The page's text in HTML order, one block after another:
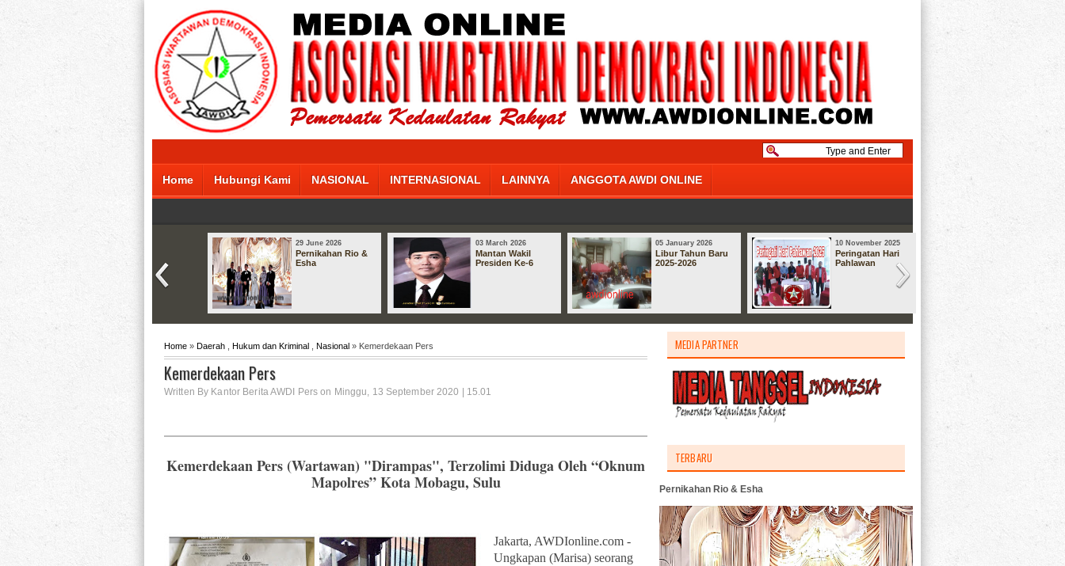
Home Hubungi Kami NASIONAL INTERNASIONAL LAINNYA ANGGOTA AWDI ONLINE
29 June 2026
Pernikahan Rio &
Esha
03 March 2026
Mantan Wakil
Presiden Ke-6
05 January 2026
Libur Tahun Baru
2025-2026
10 November 2025
Peringatan Hari
Pahlawan
Home » Daerah Hukum dan Kriminal Nasional » Kemerdekaan Pers
Kemerdekaan Pers
Written By Kantor Berita AWDI Pers on Minggu, 13 September 2020 | 15.01
Kemerdekaan Pers (Wartawan) "Dirampas", Terzolimi Diduga Oleh “Oknum
Mapolres” Kota Mobagu, Sulu
Jakarta, AWDIonline.com -
Ungkapan (Marisa) seorang
MEDIA PARTNER
TERBARU
Pernikahan Rio & Esha